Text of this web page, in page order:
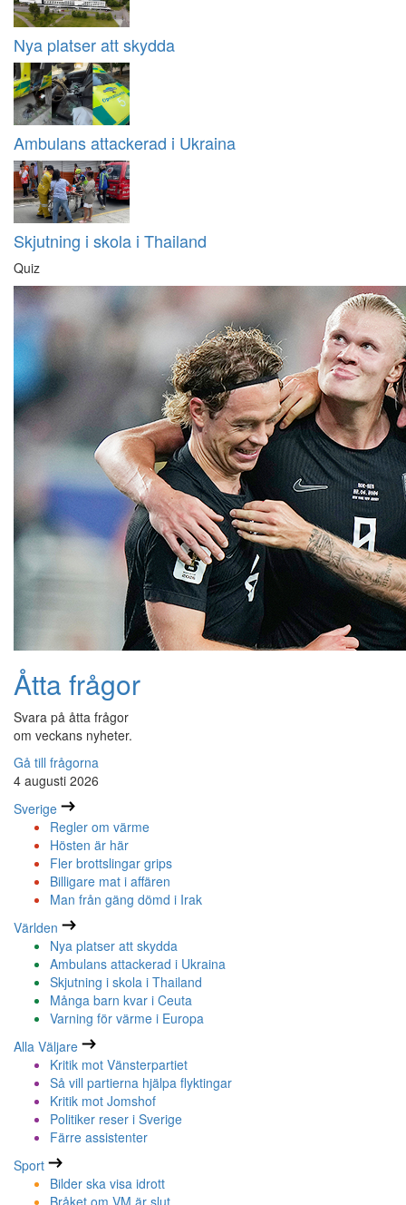
Nya platser att skydda
Ambulans attackerad i Ukraina
Skjutning i skola i Thailand
Quiz
Åtta frågor
Svara på åtta frågor
om veckans nyheter.
Gå till frågorna
4 augusti 2026
Sverige
Regler om värme
Hösten är här
Fler brottslingar grips
Billigare mat i affären
Man från gäng dömd i Irak
Världen
Nya platser att skydda
Ambulans attackerad i Ukraina
Skjutning i skola i Thailand
Många barn kvar i Ceuta
Varning för värme i Europa
Alla Väljare
Kritik mot Vänsterpartiet
Så vill partierna hjälpa flyktingar
Kritik mot Jomshof
Politiker reser i Sverige
Färre assistenter
Sport
Bilder ska visa idrott